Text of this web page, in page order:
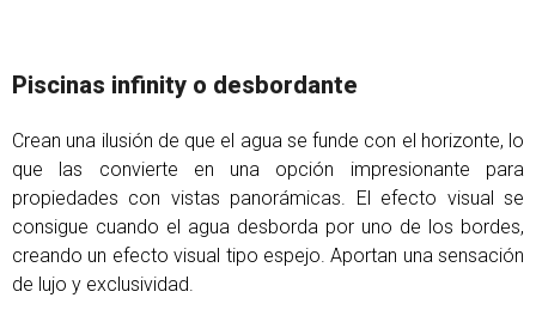
Piscinas infinity o desbordante
Crean una ilusión de que el agua se funde con el horizonte, lo
que las convierte en una opción impresionante para
propiedades con vistas panorámicas. El efecto visual se
consigue cuando el agua desborda por uno de los bordes,
creando un efecto visual tipo espejo. Aportan una sensación
de lujo y exclusividad.